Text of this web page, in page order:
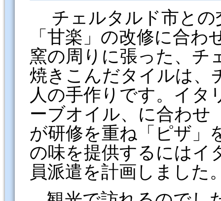
チェルタルド市との
「甘楽」の改修に合
窯の周りに張った、チ
焼きこんだタイルは、
人の手作りです。イ
ーブオイル、に合わせ
が研修を重ね「ピザ」
の味を提供するにはイ
員派遣を計画しました